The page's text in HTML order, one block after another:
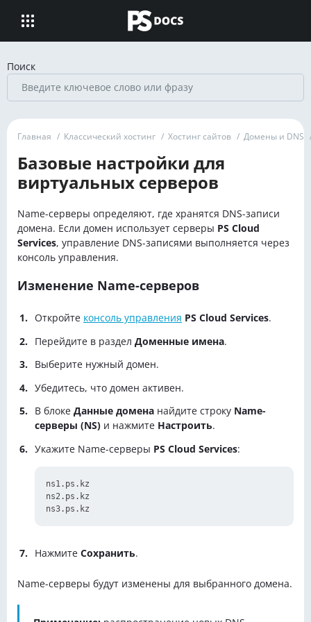
Поиск
Главная / Классический хостинг / Хостинг сайтов / Домены и DNS
Базовые настройки для
виртуальных серверов
Name-серверы определяют, где хранятся DNS-записи
домена. Если домен использует серверы PS Cloud
Services, управление DNS-записями выполняется через
консоль управления.
Изменение Name-серверов
Откройте консоль управления PS Cloud Services.
Перейдите в раздел Доменные имена.
Выберите нужный домен.
Убедитесь, что домен активен.
В блоке Данные домена найдите строку Name-
серверы (NS) и нажмите Настроить.
Укажите Name-серверы PS Cloud Services:
ns1.ps.kz
ns2.ps.kz
Нажмите Сохранить.
Name-серверы будут изменены для выбранного домена.